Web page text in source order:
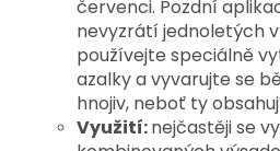
červenci. Pozdní
nevyzrátí jednoletých
používejte speciálně
azalky a vyvarujte se
hnojiv, neboť ty
Využití:nejčastěji se